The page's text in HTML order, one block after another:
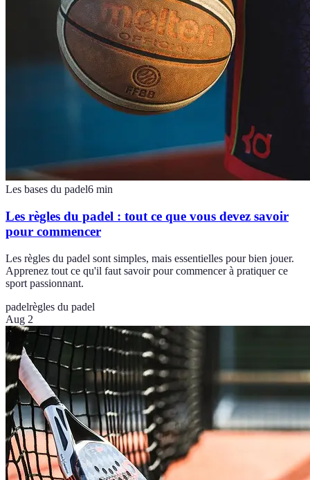
Les bases du padel6 min
Les règles du padel : tout ce que vous devez savoir
pour commencer
Les règles du padel sont simples, mais essentielles pour bien jouer.
Apprenez tout ce qu'il faut savoir pour commencer à pratiquer ce
sport passionnant.
padelrègles du padel
Aug 2